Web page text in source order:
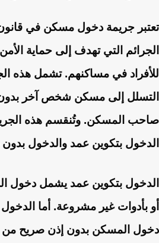
تعتبر جريمة دخول مسكن في
الجرائم التي تهدف إلى حماية
للأفراد في مساكنهم. تشمل هذه
التسلل إلى مسكن شخص آخر
صاحب المسكن. وتُنقسم هذه
الدخول بتكوين عمد والدخول
الدخول بتكوين عمد يشمل دخول
أو بأدوات غير مشروعة. أما
دخول المسكن بدون إذن صريح